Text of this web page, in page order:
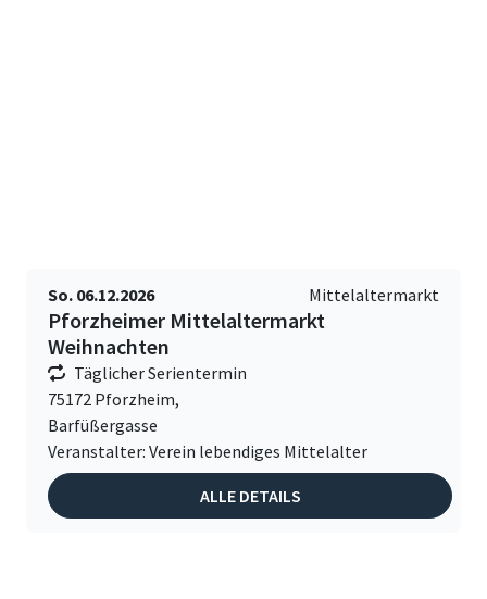
So. 06.12.2026 Mittelaltermarkt
Pforzheimer Mittelaltermarkt
Weihnachten
Täglicher Serientermin
75172 Pforzheim,
Barfüßergasse
Veranstalter: Verein lebendiges Mittelalter
ALLE DETAILS